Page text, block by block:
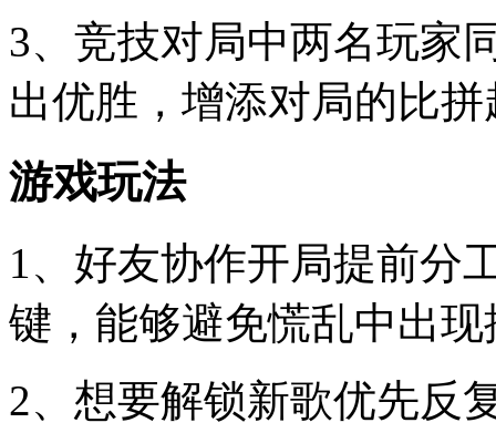
3、竞技对局中两名玩家
出优胜，增添对局的比
游戏玩法
1、好友协作开局提前分
键，能够避免慌乱中出
2、想要解锁新歌优先反